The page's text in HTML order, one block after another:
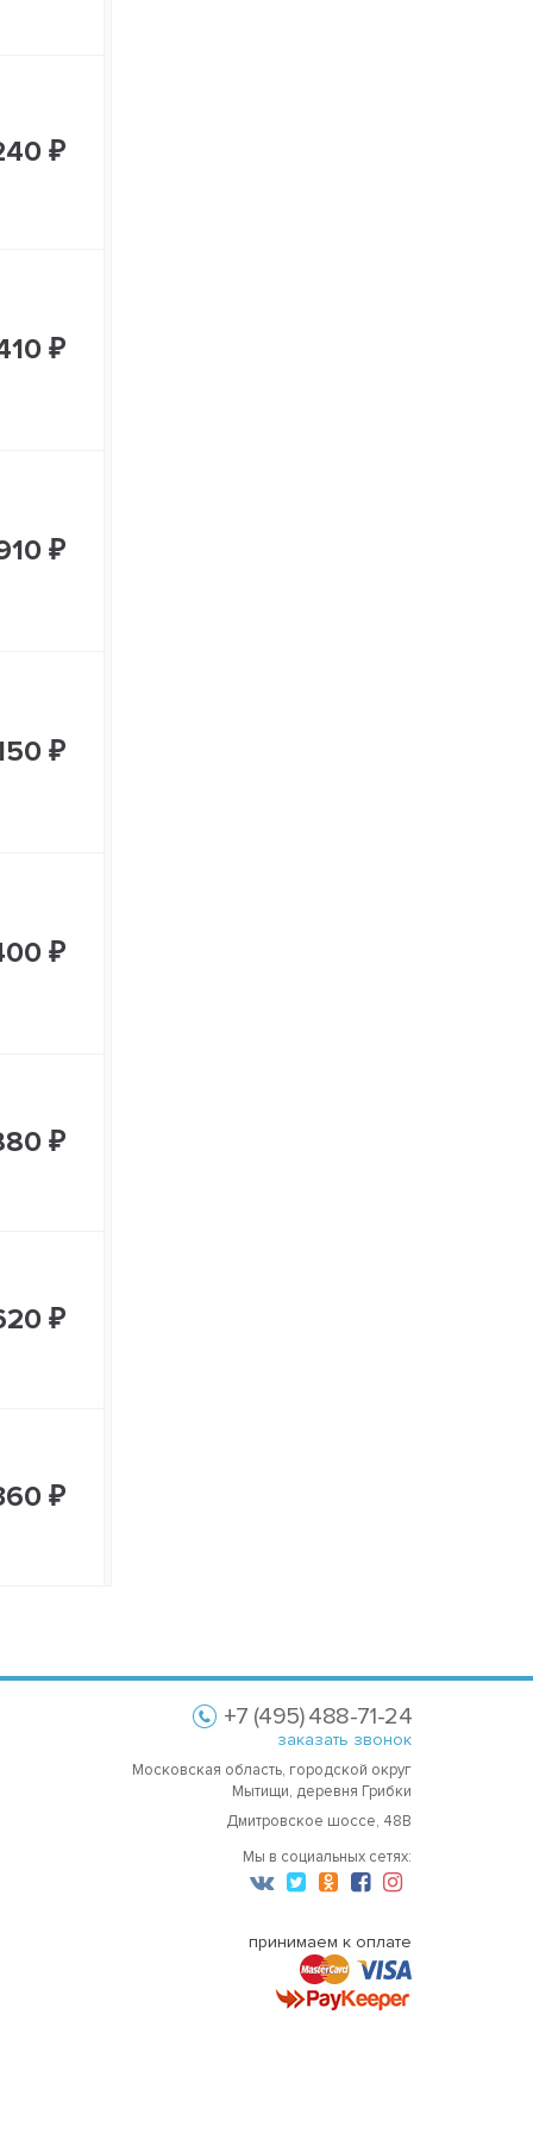
₽
₽
₽
₽
₽
₽
₽
₽
+7 (495) 488-71-24
заказать звонок
Московская область, городской округ
Мытищи, деревня Грибки
Дмитровское шоссе, 48В
Мы в социальных сетях:
принимаем к оплате